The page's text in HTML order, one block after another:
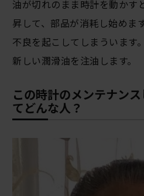
油が切れのまま時計を動かす
昇して、部品が消耗し始めま
不良を起こしてしまういます
新しい潤滑油を注油します。
この時計のメンテナン
てどんな人？